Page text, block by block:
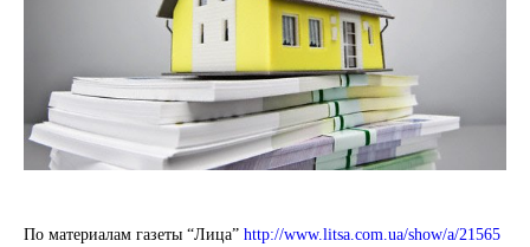
По материалам газеты “Лица” http://www.litsa.com.ua/show/a/21565